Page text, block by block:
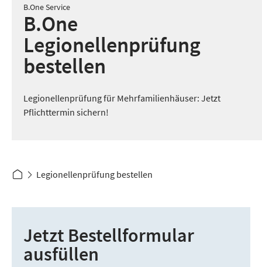
B.One Service
B.One
Legionellenprüfung
bestellen
Legionellenprüfung für Mehrfamilienhäuser: Jetzt
Pflichttermin sichern!
Legionellenprüfung bestellen
Jetzt Bestellformular
ausfüllen